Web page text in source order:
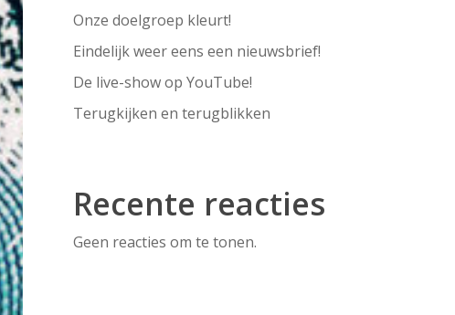
Onze doelgroep kleurt!
Eindelijk weer eens een nieuwsbrief!
De live-show op YouTube!
Terugkijken en terugblikken
Recente reacties
Geen reacties om te tonen.